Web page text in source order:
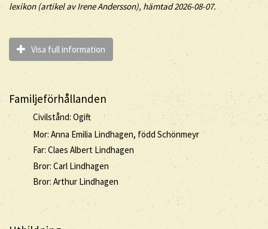
lexikon (artikel avIrene Andersson), hämtad 2026-08-07.
Visa full information
Familjeförhållanden
Civilstånd: Ogift
Mor: Anna Emilia Lindhagen, född Schönmeyr
Far: Claes Albert Lindhagen
Bror: Carl Lindhagen
Bror: Arthur Lindhagen